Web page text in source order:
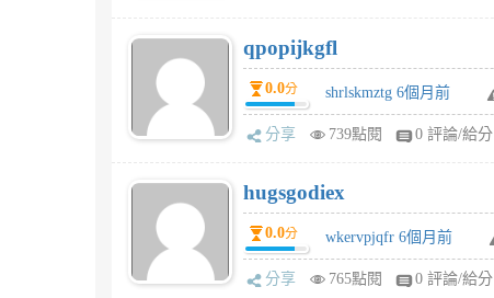
qpopijkgfl
0.0分 shrlskmztg 6個月前
分享 739點閱 0 評論/給分
hugsgodiex
0.0分 wkervpjqfr 6個月前
分享 765點閱 0 評論/給分